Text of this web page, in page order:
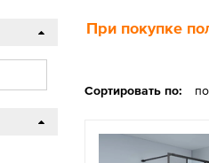
При покупке
Сортировать по: